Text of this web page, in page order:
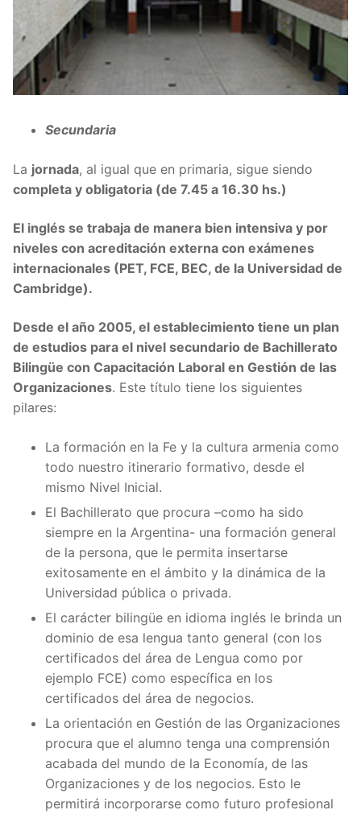
Secundaria
La jornada, al igual que en primaria, sigue siendo
completa y obligatoria (de 7.45 a 16.30 hs.)
El inglés se trabaja de manera bien intensiva y por
niveles con acreditación externa con exámenes
internacionales (PET, FCE, BEC, de la Universidad de
Cambridge).
Desde el año 2005, el establecimiento tiene un plan
de estudios para el nivel secundario de Bachillerato
Bilingüe con Capacitación Laboral en Gestión de las
Organizaciones. Este título tiene los siguientes
pilares:
La formación en la Fe y la cultura armenia como
todo nuestro itinerario formativo, desde el
mismo Nivel Inicial.
El Bachillerato que procura –como ha sido
siempre en la Argentina- una formación general
de la persona, que le permita insertarse
exitosamente en el ámbito y la dinámica de la
Universidad pública o privada.
El carácter bilingüe en idioma inglés le brinda un
dominio de esa lengua tanto general (con los
certificados del área de Lengua como por
ejemplo FCE) como específica en los
certificados del área de negocios.
La orientación en Gestión de las Organizaciones
procura que el alumno tenga una comprensión
acabada del mundo de la Economía, de las
Organizaciones y de los negocios. Esto le
permitirá incorporarse como futuro profesional